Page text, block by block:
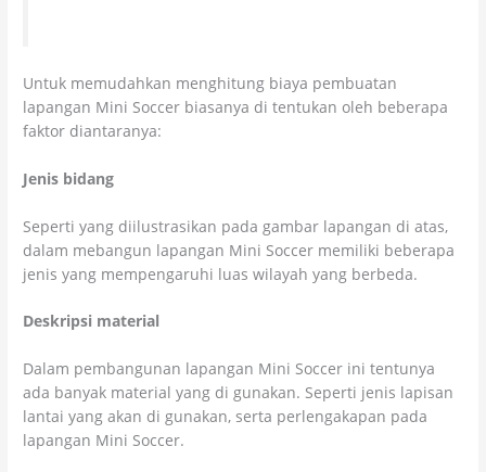
Untuk memudahkan menghitung biaya pembuatan
lapangan Mini Soccer biasanya di tentukan oleh beberapa
faktor diantaranya:
Jenis bidang
Seperti yang diilustrasikan pada gambar lapangan di atas,
dalam mebangun lapangan Mini Soccer memiliki beberapa
jenis yang mempengaruhi luas wilayah yang berbeda.
Deskripsi material
Dalam pembangunan lapangan Mini Soccer ini tentunya
ada banyak material yang di gunakan. Seperti jenis lapisan
lantai yang akan di gunakan, serta perlengakapan pada
lapangan Mini Soccer.